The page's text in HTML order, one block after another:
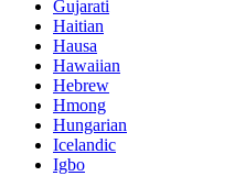
Gujarati
Haitian
Hausa
Hawaiian
Hebrew
Hmong
Hungarian
Icelandic
Igbo